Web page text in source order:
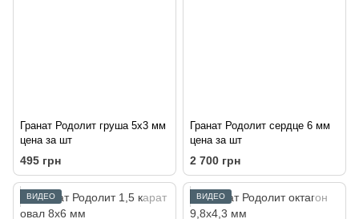
Гранат Родолит груша 5х3 мм
цена за шт
495 грн
Гранат Родолит сердце 6 мм
цена за шт
2 700 грн
ВИДЕО ВИДЕО